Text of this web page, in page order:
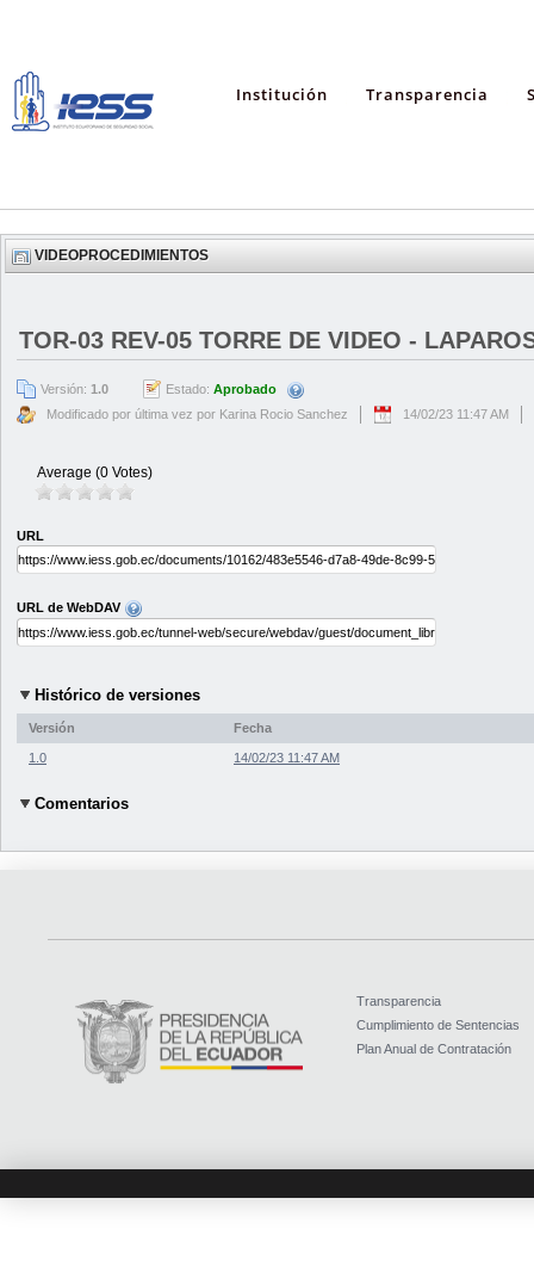
Institución Transparencia
VIDEOPROCEDIMIENTOS
TOR-03 REV-05 TORRE DE VIDEO -
Versión: 1.0 Estado: Aprobado
Modificado por última vez por Karina Rocio Sanchez
14/02/23 11:47 AM
Average (0 Votes)
URL
URL de WebDAV
Histórico de versiones
Versión Fecha
1.0 14/02/23 11:47 AM
Comentarios
Transparencia
Cumplimiento de Sentencias
Plan Anual de Contratación